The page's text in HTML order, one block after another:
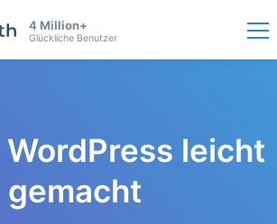
4 Million+
Glückliche Benutzer
WordPress leicht
gemacht